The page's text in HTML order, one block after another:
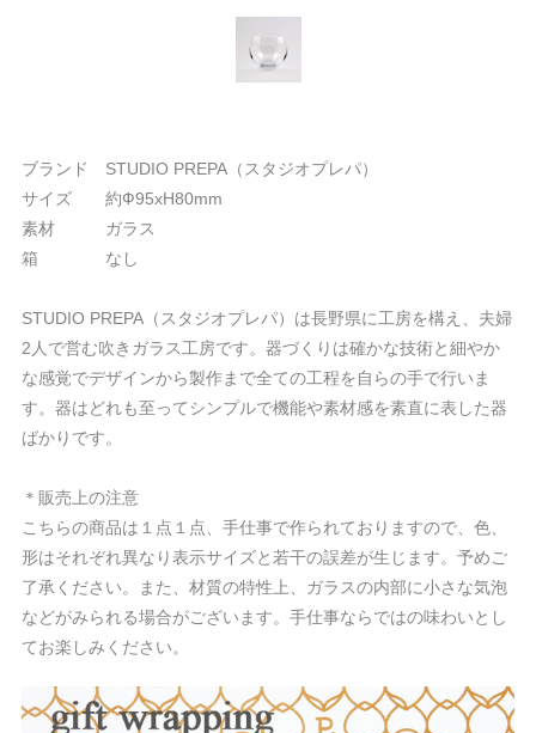
ブランド STUDIO PREPA（スタジオプレパ）
サイズ 約Ф95xH80mm
素材 ガラス
箱 なし
STUDIO PREPA（スタジオプレパ）は長野県に工房を構え、夫婦
2人で営む吹きガラス工房です。器づくりは確かな技術と細やか
な感覚でデザインから製作まで全ての工程を自らの手で行いま
す。器はどれも至ってシンプルで機能や素材感を素直に表した器
ばかりです。
＊販売上の注意
こちらの商品は１点１点、手仕事で作られておりますので、色、
形はそれぞれ異なり表示サイズと若干の誤差が生じます。予めご
了承ください。また、材質の特性上、ガラスの内部に小さな気泡
などがみられる場合がございます。手仕事ならではの味わいとし
てお楽しみください。